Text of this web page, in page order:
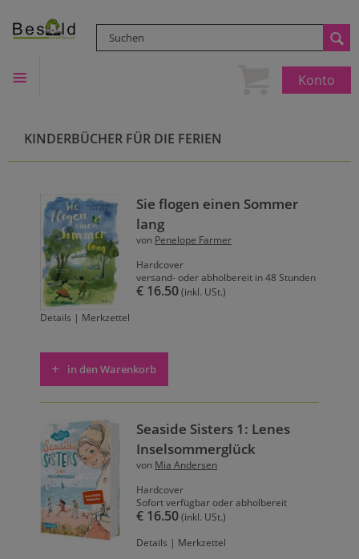
Konto
KINDERBÜCHER FÜR DIE FERIEN
Sie flogen einen Sommer
lang
von Penelope Farmer
Hardcover
versand- oder abholbereit in 48 Stunden
€ 16.50 (inkl. USt.)
Details | Merkzettel
in den Warenkorb
Seaside Sisters 1: Lenes
Inselsommerglück
von Mia Andersen
Hardcover
Sofort verfügbar oder abholbereit
€ 16.50 (inkl. USt.)
Details | Merkzettel